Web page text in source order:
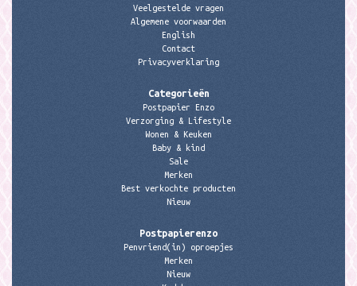
Veelgestelde vragen
Algemene voorwaarden
English
Contact
Privacyverklaring
Categorieën
Postpapier Enzo
Verzorging & Lifestyle
Wonen & Keuken
Baby & kind
Sale
Merken
Best verkochte producten
Nieuw
Postpapierenzo
Penvriend(in) oproepjes
Merken
Nieuw